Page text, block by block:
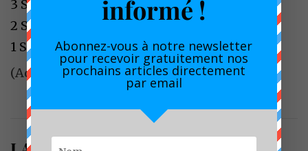
3 Star
2 Star
1 Star
0%
(Add your review)
informé !
Abonnez-vous à notre newsletter
pour recevoir gratuitement nos
prochains articles directement
par email